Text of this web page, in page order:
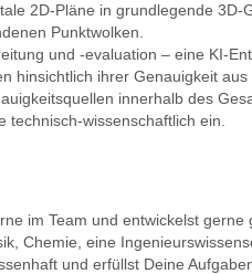
2D-Pläne in grundlegende 3D-
Punktwolken.
und -evaluation – eine
hinsichtlich ihrer Genauigkeit
innerhalb des
ein.
im Team und entwickelst
Chemie, eine
und erfüllst Deine